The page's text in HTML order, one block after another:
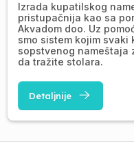
Izrada kupatilskog
pristupačnija kao sa
Akvadom doo. Uz
smo sistem kojim
sopstvenog nameštaja
da tražite stolara.
Detaljnije